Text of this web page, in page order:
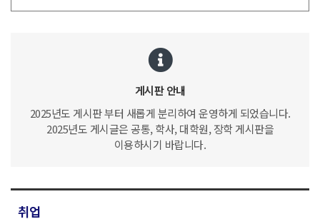
게시판 안내
2025년도 게시판 부터 새롭게 분리하여 운영하게 되었습니다.
2025년도 게시글은 공통, 학사, 대학원, 장학 게시판을
이용하시기 바랍니다.
취업